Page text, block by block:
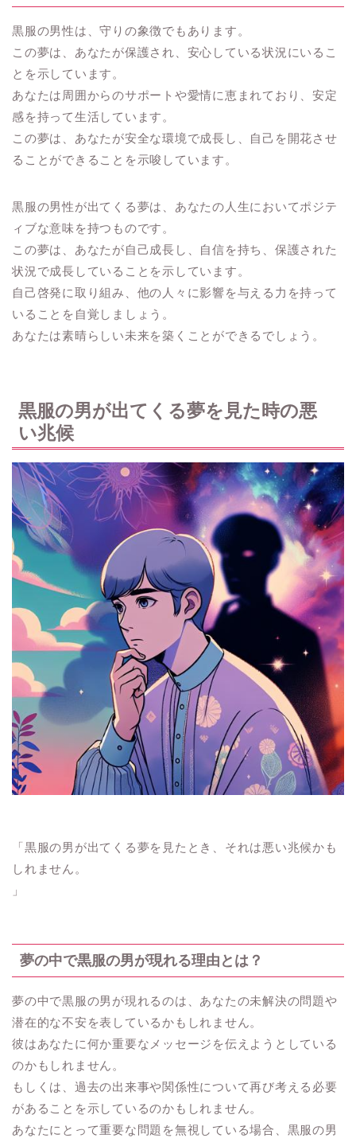
黒服の男性は、守りの象徴でもあります。
この夢は、あなたが保護され、安心している状況にいるこ
とを示しています。
あなたは周囲からのサポートや愛情に恵まれており、安定
感を持って生活しています。
この夢は、あなたが安全な環境で成長し、自己を開花させ
ることができることを示唆しています。
黒服の男性が出てくる夢は、あなたの人生においてポジテ
ィブな意味を持つものです。
この夢は、あなたが自己成長し、自信を持ち、保護された
状況で成長していることを示しています。
自己啓発に取り組み、他の人々に影響を与える力を持って
いることを自覚しましょう。
あなたは素晴らしい未来を築くことができるでしょう。
黒服の男が出てくる夢を見た時の悪
い兆候
「黒服の男が出てくる夢を見たとき、それは悪い兆候かも
しれません。
」
夢の中で黒服の男が現れる理由とは？
夢の中で黒服の男が現れるのは、あなたの未解決の問題や
潜在的な不安を表しているかもしれません。
彼はあなたに何か重要なメッセージを伝えようとしている
のかもしれません。
もしくは、過去の出来事や関係性について再び考える必要
があることを示しているのかもしれません。
あなたにとって重要な問題を無視している場合、黒服の男